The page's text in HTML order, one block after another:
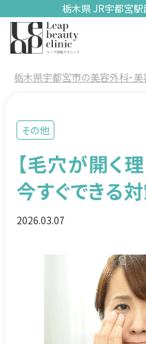
栃木県 JR宇都宮
栃木県宇都宮市の美容外科・
その他
【毛穴が開く
今すぐできる
2026.03.07